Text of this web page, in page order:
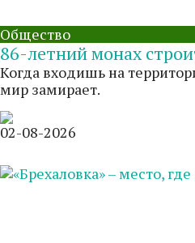
Общество
86-летний монах
Когда входишь на
мир замирает.
02-08-2026